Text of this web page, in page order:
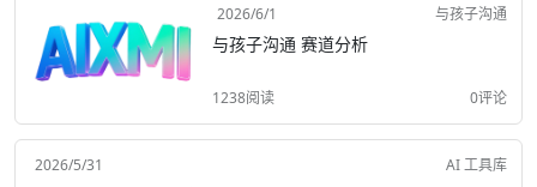
2026/6/1 与孩子沟通
与孩子沟通 赛道分析
1238阅读 0评论
2026/5/31 AI 工具库